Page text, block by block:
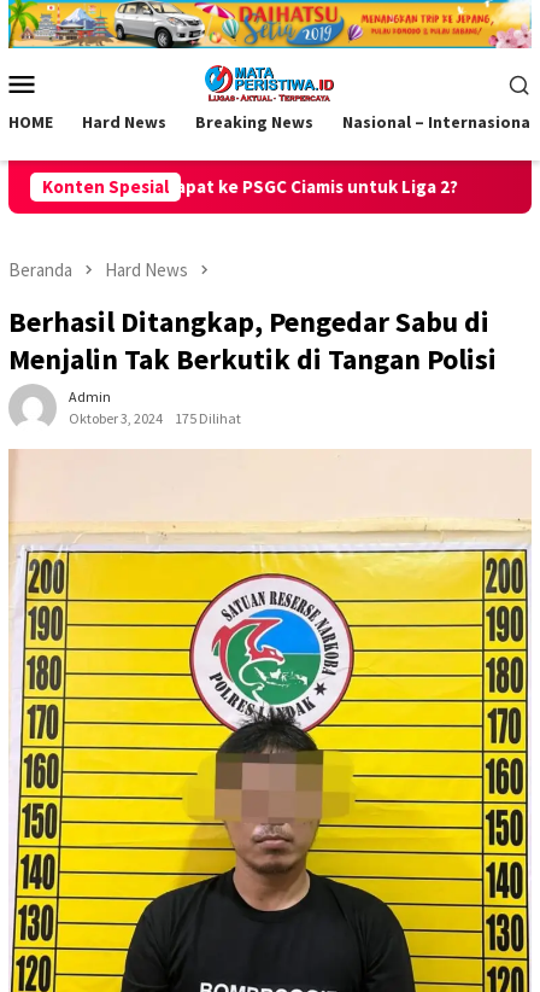
Loncat
ke
Mobile
HOME Hard News Breaking News Nasional – Internasional
Konten Spesial
Ciamis untuk Liga 2? Raih Predikat Sangat Baik, PPID
Beranda Hard News
Berhasil Ditangkap, Pengedar Sabu di
Menjalin Tak Berkutik di Tangan Polisi
Admin
Oktober 3, 2024
175 Dilihat